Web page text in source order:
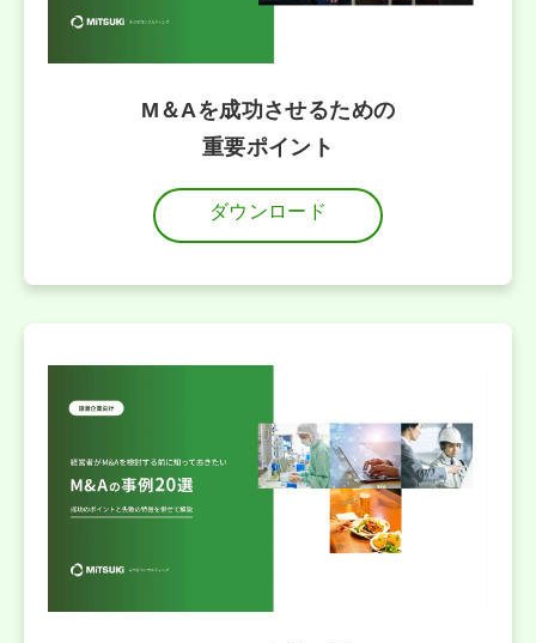
M＆Aを成功させるための
重要ポイント
ダウンロード